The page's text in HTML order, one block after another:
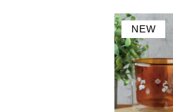
NEW